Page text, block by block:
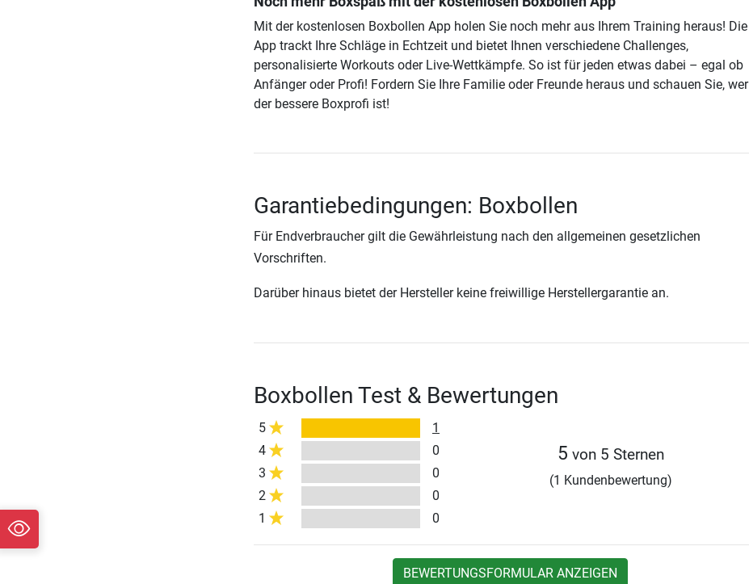
Mit der kostenlosen Boxbollen App holen Sie noch mehr aus Ihrem Training heraus! Die
App trackt Ihre Schläge in Echtzeit und bietet Ihnen verschiedene Challenges,
personalisierte Workouts oder Live-Wettkämpfe. So ist für jeden etwas dabei – egal ob
Anfänger oder Profi! Fordern Sie Ihre Familie oder Freunde heraus und schauen Sie, wer
der bessere Boxprofi ist!
Garantiebedingungen: Boxbollen
Für Endverbraucher gilt die Gewährleistung nach den allgemeinen gesetzlichen
Vorschriften.
Darüber hinaus bietet der Hersteller keine freiwillige Herstellergarantie an.
Boxbollen Test & Bewertungen
5
1
4
0
3
0
2
0
1
0
5 von 5 Sternen
(1 Kundenbewertung)
BEWERTUNGSFORMULAR ANZEIGEN